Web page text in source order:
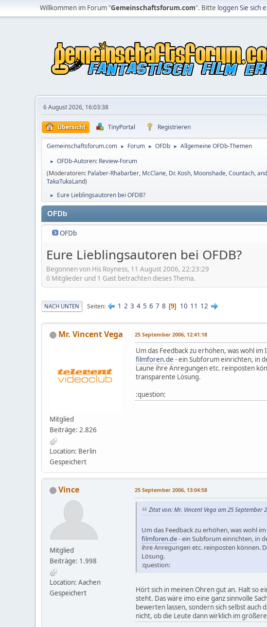
Willkommen im Forum "Gemeinschaftsforum.com". Bitte loggen Sie sich
6 August 2026, 16:03:38
Übersicht TinyPortal Registrieren
Gemeinschaftsforum.com ► Forum ► OFDb ► Allgemeine OFDb-Themen
►
OFDb-Autoren: Review-Forum
(Moderatoren: Palaber-Rhabarber, McClane, Dr. Kosh, Moonshade,Countach,
TakaTukaLand)
► Eure Lieblingsautoren bei OFDB?
OFDb
OFDb
Eure Lieblingsautoren bei OFDB?
Begonnen von His Royness, 11 August 2006, 22:23:29
0 Mitglieder und 1 Gast betrachten dieses Thema.
NACH UNTEN Seiten 1 2 3 4 5 6 7 8 9 10 11 12
Mr. Vincent Vega
Mitglied
Beiträge: 2.826
Location: Berlin
Gespeichert
25 September 2006, 12:41:18
Um das Feedback zu erhöhen, was wohl
filmforen.de - ein Subforum einrichten, in
Laune ihre Anregungen etc. reinposten
transparente Lösung.
:question:
Vince
Mitglied
Beiträge: 1.998
Location: Aachen
Gespeichert
25 September 2006, 13:04:58
Zitat von: Mr. Vincent Vega am 25 September
Um das Feedback zu erhöhen, was wohl
filmforen.de- ein Subforum einrichten, in
ihre Anregungen etc. reinposten können.
Lösung.
:question:
Hört sich in meinen Ohren gut an. Halt so
steht. Das wäre imo eine ganz sinnvolle
bewerten lassen, sondern sich selbst auch
nicht, ob die Leute dann wirklich im